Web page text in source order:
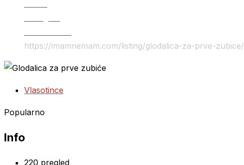
https://imamnemam.com/listing/glodalica-za-prve-zubice/
Vlasotince
Popularno
Info
220 pregled